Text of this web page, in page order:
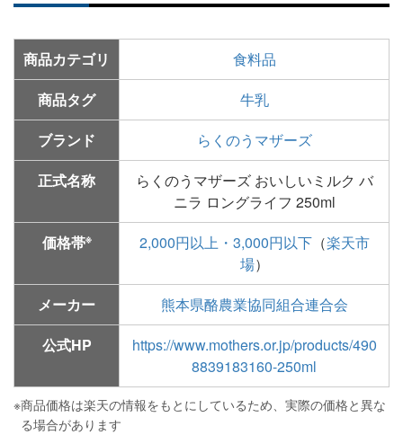
商品カテゴリ
食料品
商品タグ
牛乳
ブランド
らくのうマザーズ
正式名称
らくのうマザーズ おいしいミルク バ
ニラ ロングライフ 250ml
価格帯※ 2,000円以上・3,000円以下（楽天市
場）
メーカー
熊本県酪農業協同組合連合会
公式HP
https://www.mothers.or.jp/products/490
8839183160-250ml
※商品価格は楽天の情報をもとにしているため、実際の価格と異な
る場合があります